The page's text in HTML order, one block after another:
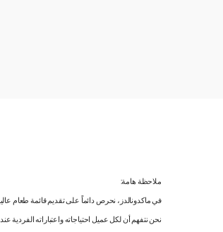
ملاحظة هامة:
في ماكدونالدز، نحرص دائماً على تقديم قائمة طعام
نحن نتفهم أن لكل عميل احتياجاته واعتباراته الفردية